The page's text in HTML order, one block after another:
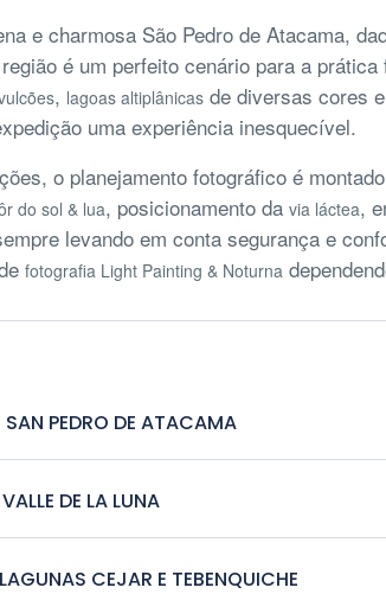
e charmosa São Pedro de Atacama,
é um perfeito cenário para a
, lagoas altiplânicas de diversas cores
uma experiência inesquecível.
o planejamento fotográfico é
do sol & lua, posicionamento da via láctea,
levando em conta segurança e
fotografia Light Painting & Noturna
PEDRO DE ATACAMA
aprox. de 1h30 até San
Casa Don Tomás (ou
DE LA LUNA
apresentação do
CEJAR E TEBENQUICHE